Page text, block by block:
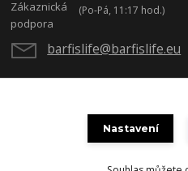
(Po-Pá, 11:17 hod.)
barfislife@barfislife.eu
Nastavení